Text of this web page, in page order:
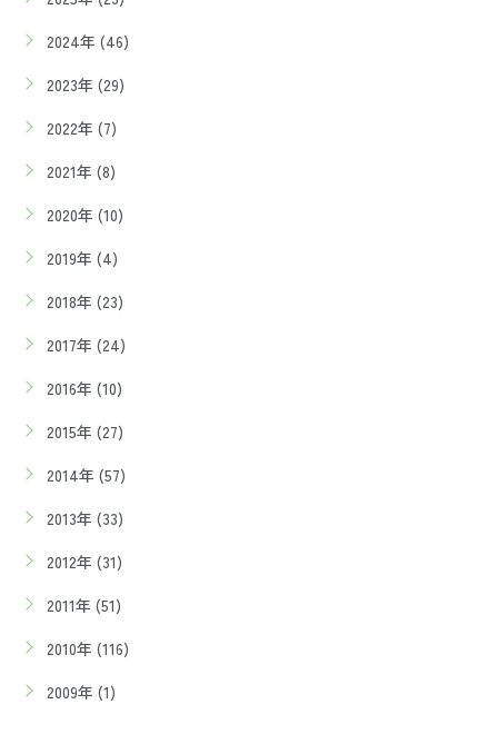
2024年 (46)
2023年 (29)
2022年 (7)
2021年 (8)
2020年 (10)
2019年 (4)
2018年 (23)
2017年 (24)
2016年 (10)
2015年 (27)
2014年 (57)
2013年 (33)
2012年 (31)
2011年 (51)
2010年 (116)
2009年 (1)